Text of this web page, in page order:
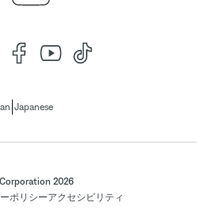
Japanese
2026
ポリシーアクセシビリティ